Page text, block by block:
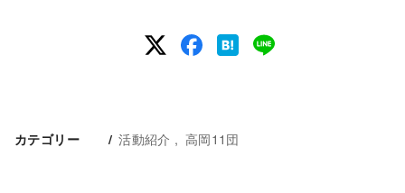
カテゴリー 活動紹介 高岡11団